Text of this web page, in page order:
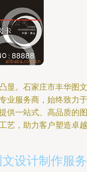
显。石家庄市丰华图文
业服务商，始终致力于
供一站式、高品质的图
艺，助力客户塑造卓越
设计制作服务